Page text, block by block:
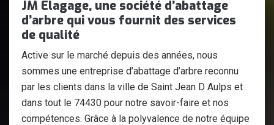
JM Elagage, une société d’abattage
d’arbre qui vous fournit des services
de qualité
Active sur le marché depuis des années, nous
sommes une entreprise d’abattage d’arbre reconnu
par les clients dans la ville de Saint Jean D Aulps et
dans tout le 74430 pour notre savoir-faire et nos
compétences. Grâce à la polyvalence de notre équipe